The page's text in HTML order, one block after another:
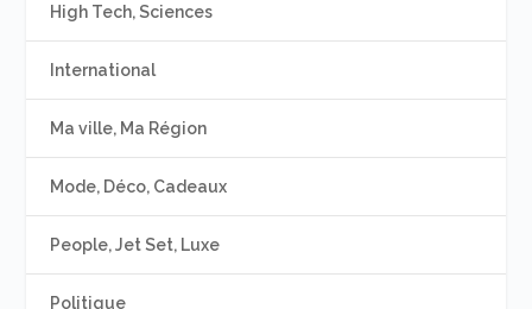
High Tech, Sciences
International
Ma ville, Ma Région
Mode, Déco, Cadeaux
People, Jet Set, Luxe
Politique